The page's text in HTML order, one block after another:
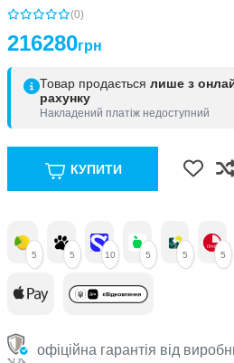
(0)
216280грн
Товар продається лише з
рахунку
Накладений платіж недоступний
КУПИТИ
5 5 10 5 5 5
офіційна гарантія від